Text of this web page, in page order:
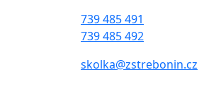
739 485 491
739 485 492
skolka@zstrebonin.cz